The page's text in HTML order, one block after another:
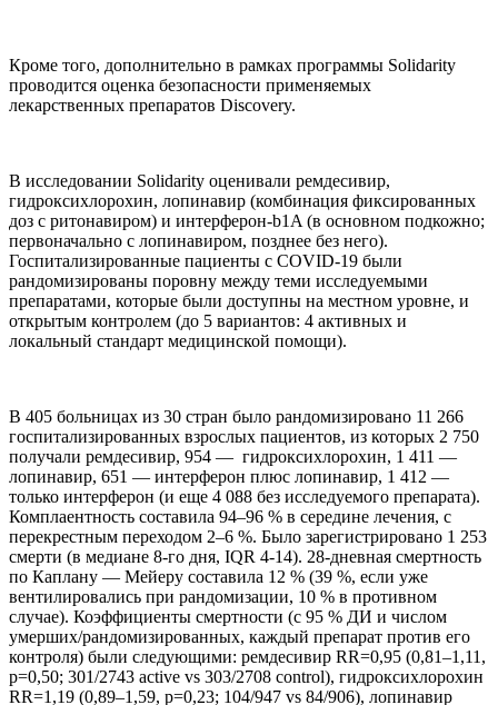
Кроме того, дополнительно в рамках программы Solidarity
проводится оценка безопасности применяемых
лекарственных препаратов Discovery.
В исследовании Solidarity оценивали ремдесивир,
гидроксихлорохин, лопинавир (комбинация фиксированных
доз с ритонавиром) и интерферон-b1A (в основном подкожно;
первоначально с лопинавиром, позднее без него).
Госпитализированные пациенты с COVID-19 были
рандомизированы поровну между теми исследуемыми
препаратами, которые были доступны на местном уровне, и
открытым контролем (до 5 вариантов: 4 активных и
локальный стандарт медицинской помощи).
В 405 больницах из 30 стран было рандомизировано 11 266
госпитализированных взрослых пациентов, из которых 2 750
получали ремдесивир, 954 — гидроксихлорохин, 1 411 —
лопинавир, 651 — интерферон плюс лопинавир, 1 412 —
только интерферон (и еще 4 088 без исследуемого препарата).
Комплаентность составила 94–96 % в середине лечения, с
перекрестным переходом 2–6 %. Было зарегистрировано 1 253
смерти (в медиане 8-го дня, IQR 4-14). 28-дневная смертность
по Каплану — Мейеру составила 12 % (39 %, если уже
вентилировались при рандомизации, 10 % в противном
случае). Коэффициенты смертности (с 95 % ДИ и числом
умерших/рандомизированных, каждый препарат против его
контроля) были следующими: ремдесивир RR=0,95 (0,81–1,11,
p=0,50; 301/2743 active vs 303/2708 control), гидроксихлорохин
RR=1,19 (0,89–1,59, p=0,23; 104/947 vs 84/906), лопинавир